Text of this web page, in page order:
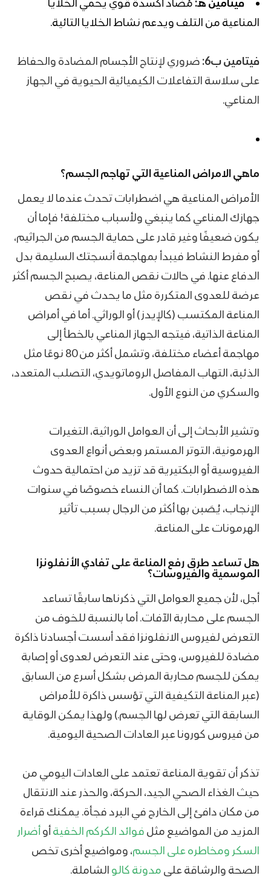
فيتامين هـ: مُضاد أكسدة قوي يحمي الخلايا
المناعية من التلف ويدعم نشاط الخلايا التائية.
فيتامين ب6:
ضروري لإنتاج الأجسام المضادة والحفاظ
على سلاسة التفاعلات الكيميائية الحيوية في الجهاز
المناعي.
ماهي الامراض المناعية التي تهاجم الجسم؟
الأمراض المناعية هي اضطرابات تحدث عندما لا يعمل
جهازك المناعي كما ينبغي ولأسباب مختلفة! فإما أن
يكون ضعيفًا وغير قادر على حماية الجسم من الجراثيم،
أو مفرط النشاط فيبدأ بمهاجمة أنسجتك السليمة بدل
الدفاع عنها. في حالات نقص المناعة، يصبح الجسم أكثر
عرضة للعدوى المتكررة مثل ما يحدث في نقص
المناعة المكتسب (كالإيدز) أو الوراثي. أما في أمراض
المناعة الذاتية، فيتجه الجهاز المناعي بالخطأ إلى
مهاجمة أعضاء مختلفة، وتشمل أكثر من 80 نوعًا مثل
الذئبة، التهاب المفاصل الروماتويدي، التصلب المتعدد،
والسكري من النوع الأول.
وتشير الأبحاث إلى أن العوامل الوراثية، التغيرات
الهرمونية، التوتر المستمر وبعض أنواع العدوى
الفيروسية أو البكتيرية قد تزيد من احتمالية حدوث
هذه الاضطرابات. كما أن النساء خصوصًا في سنوات
الإنجاب، يُصَبن بها أكثر من الرجال بسبب تأثير
الهرمونات على المناعة.
هل تساعد طرق رفع المناعة على تفادي الأنفلونزا
الموسمية والفيروسات؟
أجل، لأن جميع العوامل التي ذكرناها سابقًا تساعد
الجسم على محاربة الآفات. أما بالنسبة للخوف من
التعرض لفيروس الانفلونزا فقد أسست أجسادنا ذاكرة
مضادة للفيروس، وحتى عند التعرض لعدوى أو إصابة
يمكن للجسم محاربة المرض بشكل أسرع من السابق
(عبر المناعة التكيفية التي تؤسس ذاكرة للأمراض
السابقة التي تعرض لها الجسم.) ولهذا يمكن الوقاية
من فيروس كورونا عبر العادات الصحية اليومية.
تذكر أن تقوية المناعة تعتمد على العادات اليومي من
حيث الغذاء الصحي الجيد، الحركة، والحذر عند الانتقال
من مكان دافئ إلى الخارج في البرد فجأة. يمكنك قراءة
المزيد من المواضيع مثل فوائد الكركم الخفيةأوأضرار
السكر ومخاطره على الجسم، ومواضيع أخرى تخص
الصحة والرشاقة على مدونة كالو الشاملة.